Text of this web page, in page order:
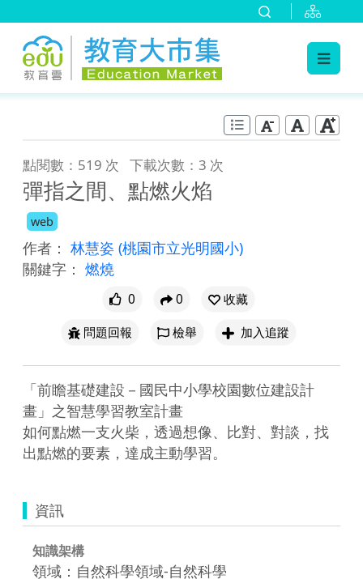
點閱數：519 次 下載次數：3 次
彈指之間、點燃火焰
web
作者： 林慧姿 (桃園市立光明國小)
關鍵字： 燃燒
0 0
收藏
問題回報
檢舉 加入追蹤
「前瞻基礎建設－國民中小學校園數位建設計
畫」之智慧學習教室計畫
如何點燃一支火柴，透過想像、比對、對談，找
出點燃的要素，達成主動學習。
資訊
知識架構
領域：自然科學領域-自然科學